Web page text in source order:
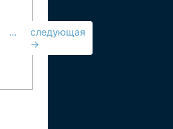
...
следующая
→